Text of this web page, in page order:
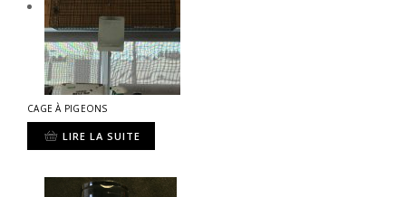
CAGE À PIGEONS
LIRE LA SUITE